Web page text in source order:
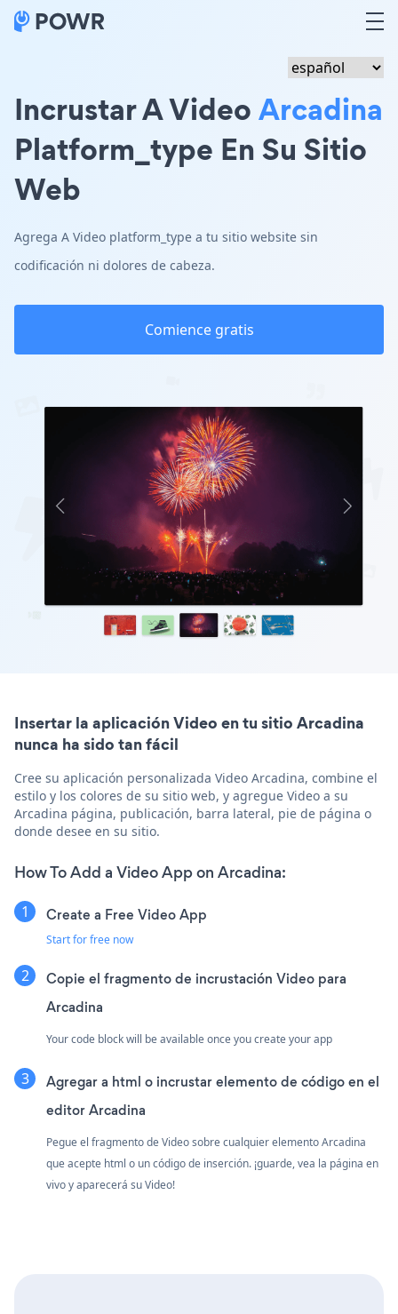
Incrustar A VideoArcadina
Platform_type En Su Sitio
Web
Agrega A Video platform_type a tu sitio website sin
codificación ni dolores de cabeza.
Comience gratis
Insertar la aplicación Video en tu sitio Arcadina
nunca ha sido tan fácil
Cree su aplicación personalizada Video Arcadina, combine el
estilo y los colores de su sitio web, y agregue Video a su
Arcadina página, publicación, barra lateral, pie de página o
donde desee en su sitio.
How To Add a Video App on Arcadina:
Create a Free Video App
Start for free now
Copie el fragmento de incrustación Video para
Arcadina
Your code block will be available once you create your app
Agregar a html o incrustar elemento de código en el
editor Arcadina
Pegue el fragmento de Video sobre cualquier elemento Arcadina
que acepte html o un código de inserción. ¡guarde, vea la página en
vivo y aparecerá su Video!